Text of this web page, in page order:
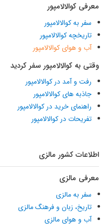
معرفی کوالالامپور
سفر به کوالالامپور
تاریخچه کوالالامپور
آب و هوای کوالالامپور
وقتی به کوالالامپور سفر کردید
رفت و آمد در کوالالامپور
جاذبه های کوالالامپور
راهنمای خرید در کوالالامپور
تفریحات در کوالالامپور
اطلاعات کشور مالزی
معرفی مالزی
سفر به مالزی
تاریخ، زبان و فرهنگ مالزی
آب و هوای مالزی